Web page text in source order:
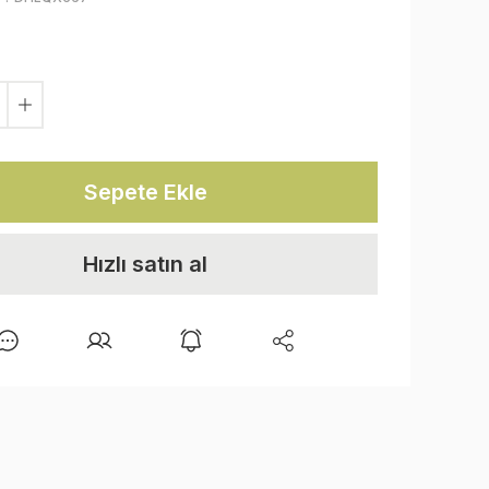
Sepete Ekle
Hızlı satın al